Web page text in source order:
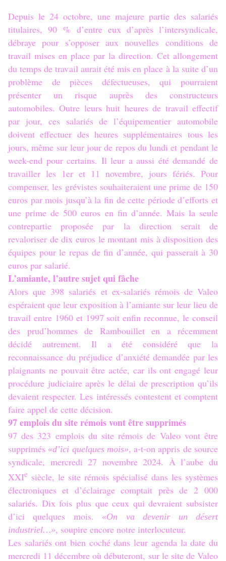
Depuis le 24 octobre, une majeure partie des salariés
titulaires, 90 % d’entre eux d’après l’intersyndicale,
débraye pour s’opposer aux nouvelles conditions de
travail mises en place par la direction. Cet allongement
du temps de travail aurait été mis en place à la suite d’un
problème de pièces défectueuses, qui pourraient
présenter un risque auprès des constructeurs
automobiles. Outre leurs huit heures de travail effectif
par jour, ces salariés de l’équipementier automobile
doivent effectuer des heures supplémentaires tous les
jours, même sur leur jour de repos du lundi et pendant le
week-end pour certains. Il leur a aussi été demandé de
travailler les 1er et 11 novembre, jours fériés. Pour
compenser, les grévistes souhaiteraient une prime de 150
euros par mois jusqu’à la fin de cette période d’efforts et
une prime de 500 euros en fin d’année. Mais la seule
contrepartie proposée par la direction serait de
revaloriser de dix euros le montant mis à disposition des
équipes pour le repas de fin d’année, qui passerait à 30
euros par salarié.
L’amiante, l’autre sujet qui fâche
Alors que 398 salariés et ex-salariés rémois de Valeo
espéraient que leur exposition à l’amiante sur leur lieu de
travail entre 1960 et 1997 soit enfin reconnue, le conseil
des prud’hommes de Rambouillet en a récemment
décidé autrement. Il a été considéré que la
reconnaissance du préjudice d’anxiété demandée par les
plaignants ne pouvait être actée, car ils ont engagé leur
procédure judiciaire après le délai de prescription qu’ils
devaient respecter. Les intéressés contestent et comptent
faire appel de cette décision.
97 emplois du site rémois vont être supprimés
97 des 323 emplois du site rémois de Valeo vont être
supprimés «d’ici quelques mois», a-t-on appris de source
syndicale, mercredi 27 novembre 2024. À l’aube du
XXIe siècle, le site rémois spécialisé dans les systèmes
électroniques et d’éclairage comptait près de 2 000
salariés. Dix fois plus que ceux qui devraient subsister
d’ici quelques mois.
«On va devenir un désert
industriel…», soupire encore notre interlocuteur.
Les salariés ont bien coché dans leur agenda la date du
mercredi 11 décembre où débuteront, sur le site de Valeo